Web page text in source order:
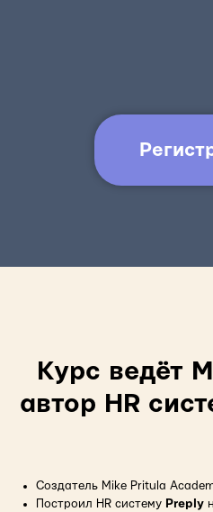
Курс ведёт
автор HR
Создатель Mike Pritula
Построил HR систему Preply